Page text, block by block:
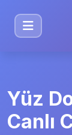
Yüz
Canlı